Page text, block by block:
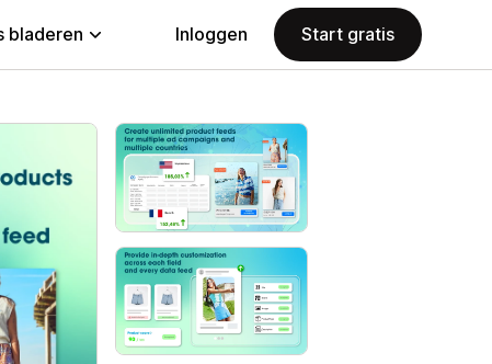
bladeren Inloggen Start gratis